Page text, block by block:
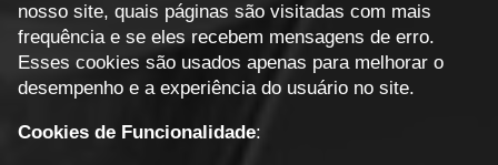
nosso site, quais páginas são visitadas com mais
frequência e se eles recebem mensagens de erro.
Esses cookies são usados apenas para melhorar o
desempenho e a experiência do usuário no site.
Cookies de Funcionalidade: